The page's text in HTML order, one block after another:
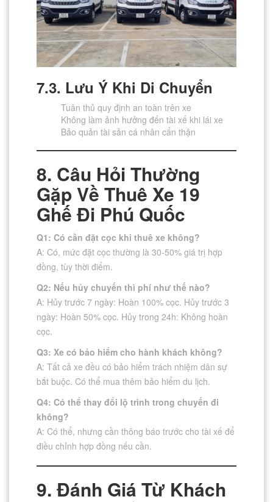
7.3. Lưu Ý Khi Di Chuyển
Tuân thủ quy định an toàn trên xe
Không làm ảnh hưởng đến tài xế khi lái xe
Bảo quản tài sản cá nhân cẩn thận
8. Câu Hỏi Thường
Gặp Về Thuê Xe 19
Ghế Đi Phú Quốc
Q1: Có cần đặt cọc khi thuê xe không?
A: Có, mức đặt cọc thường là 30-50% giá trị hợp
đồng, tùy thời điểm.
Q2: Nếu hủy chuyến thì phí như thế nào?
A: Hủy trước 7 ngày: Hoàn 100% cọc. Hủy trước 3
ngày: Hoàn 50% cọc. Hủy trong 24h: Không hoàn
cọc.
Q3: Xe có bảo hiểm cho hành khách không?
A: Tất cả xe đều có bảo hiểm trách nhiệm dân sự
bắt buộc. Có thể mua thêm bảo hiểm du lịch.
Q4: Có thể thay đổi lộ trình trong chuyến đi
không?
A: Có thể, nhưng cần thông báo trước cho tài xế để
điều chỉnh hợp đồng nếu cần.
9. Đánh Giá Từ Khách